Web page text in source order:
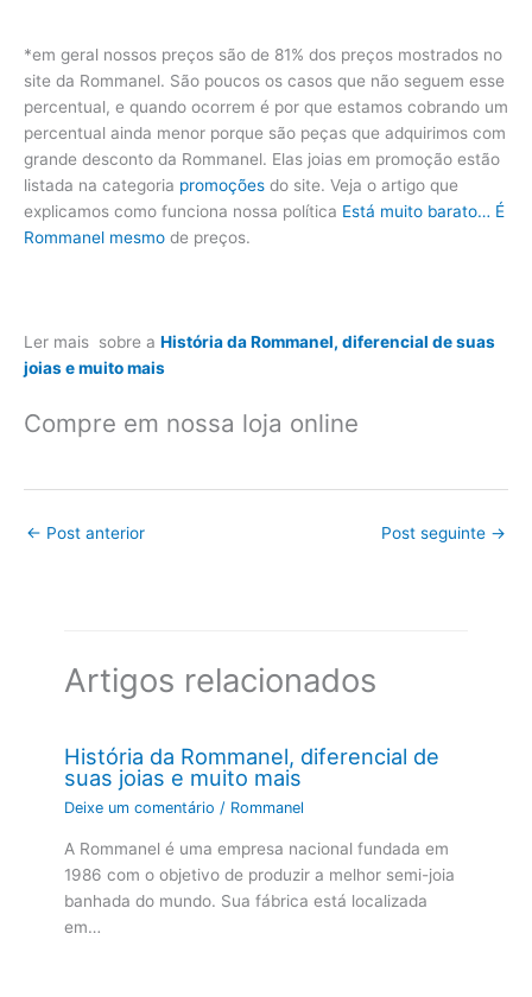
*em geral nossos preços são de 81% dos preços mostrados no
site da Rommanel. São poucos os casos que não seguem esse
percentual, e quando ocorrem é por que estamos cobrando um
percentual ainda menor porque são peças que adquirimos com
grande desconto da Rommanel. Elas joias em promoção estão
listada na categoria promoções do site. Veja o artigo que
explicamos como funciona nossa política Está muito barato… É
Rommanel mesmo de preços.
Ler mais sobre a História da Rommanel, diferencial de suas
joias e muito mais
Compre em nossa loja online
← Post anterior Post seguinte →
Artigos relacionados
História da Rommanel, diferencial de
suas joias e muito mais
Deixe um comentário / Rommanel
A Rommanel é uma empresa nacional fundada em
1986 com o objetivo de produzir a melhor semi-joia
banhada do mundo. Sua fábrica está localizada
em…